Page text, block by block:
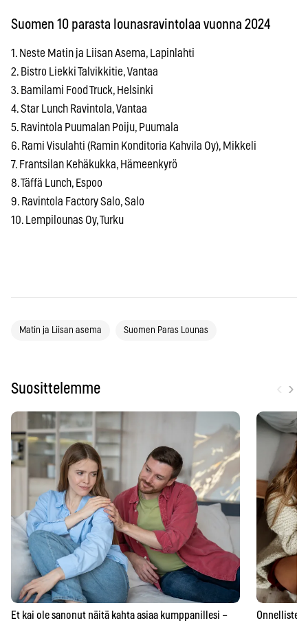
Suomen 10 parasta lounasravintolaa vuonna 2024
1. Neste Matin ja Liisan Asema, Lapinlahti
2. Bistro Liekki Talvikkitie, Vantaa
3. Bamilami Food Truck, Helsinki
4. Star Lunch Ravintola, Vantaa
5. Ravintola Puumalan Poiju, Puumala
6. Rami Visulahti (Ramin Konditoria Kahvila Oy), Mikkeli
7. Frantsilan Kehäkukka, Hämeenkyrö
8. Täffä Lunch, Espoo
9. Ravintola Factory Salo, Salo
10. Lempilounas Oy, Turku
Matin ja Liisan asema Suomen Paras Lounas
Suosittelemme ›
Et kai ole sanonut näitä kahta asiaa kumppanillesi –
Onnellisten